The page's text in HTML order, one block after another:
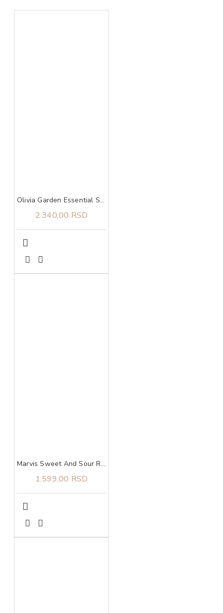
Olivia Garden Essential Style Blend Medium Hair Bristles Grey
2.340,00 RSD
Marvis Sweet And Sour Rhubarb pasta za zube 75 ml
1.599,00 RSD